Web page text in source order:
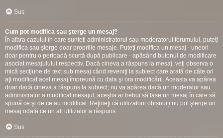
Sus
Cum pot modifica sau şterge un mesaj?
În afara cazului în care sunteţi administratorul sau moderatorul forumului, puteţi
modifica sau şterge doar propriile mesaje. Puteţi modifica un mesaj - uneori
doar pentru o perioadă scurtă după publicare - apăsând butonul de modificare
asociat mesajulului respectiv. Dacă cineva a răspuns la mesaj, veţi observa o
mică secţiune de text sub mesaj când reveniţi la subiect care arată de câte ori
aţi modificat acel mesaj împreună cu data şi ora modificării. Aceasta va apărea
doar dacă cineva a răspuns la subiect; nu va apărea dacă un moderator sau
administrator a modificat mesajul, aceştia ar trebui să lase un mesaj în care să
spună ce şi de ce au modificat. Reţineţi că utilizatorii obișnuiți nu pot şterge un
mesaj odată ce un alt utilizator a răspuns.
Sus